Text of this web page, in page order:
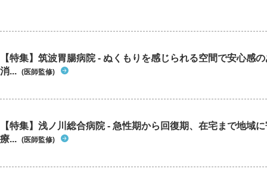
【特集】筑波胃腸病院 - ぬくもりを感じられる空間で安心感
消... (医師監修)
【特集】浅ノ川総合病院 - 急性期から回復期、在宅まで地域
療... (医師監修)